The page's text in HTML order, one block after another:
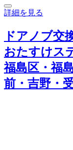
詳細を見る
ドアノブ交
おたすけス
福島区・福
前・吉野・